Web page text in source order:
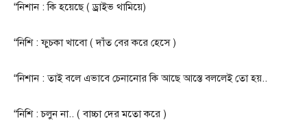
“নিশান : কি হয়েছে ( ড্রাইভ থামিয়ে)
“নিশি : ফুচকা খাবো ( দাঁত বের করে হেসে )
“নিশান : তাই বলে এভাবে চেনানোর কি আছে আস্তে বললেই তো হয়..
“নিশি : চলুন না.. ( বাচ্চা দের মতো করে )